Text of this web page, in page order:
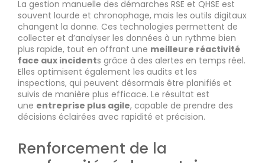
La gestion manuelle des démarches RSE et QHSE est
souvent lourde et chronophage, mais les outils digitaux
changent la donne. Ces technologies permettent de
collecter et d’analyser les données à un rythme bien
plus rapide, tout en offrant une meilleure réactivité
face aux incidents grâce à des alertes en temps réel.
Elles optimisent également les audits et les
inspections, qui peuvent désormais être planifiés et
suivis de manière plus efficace. Le résultat est
une entreprise plus agile, capable de prendre des
décisions éclairées avec rapidité et précision.
Renforcement de la